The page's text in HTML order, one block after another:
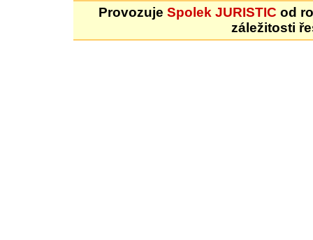
Provozuje Spolek JURISTIC od
záležitosti